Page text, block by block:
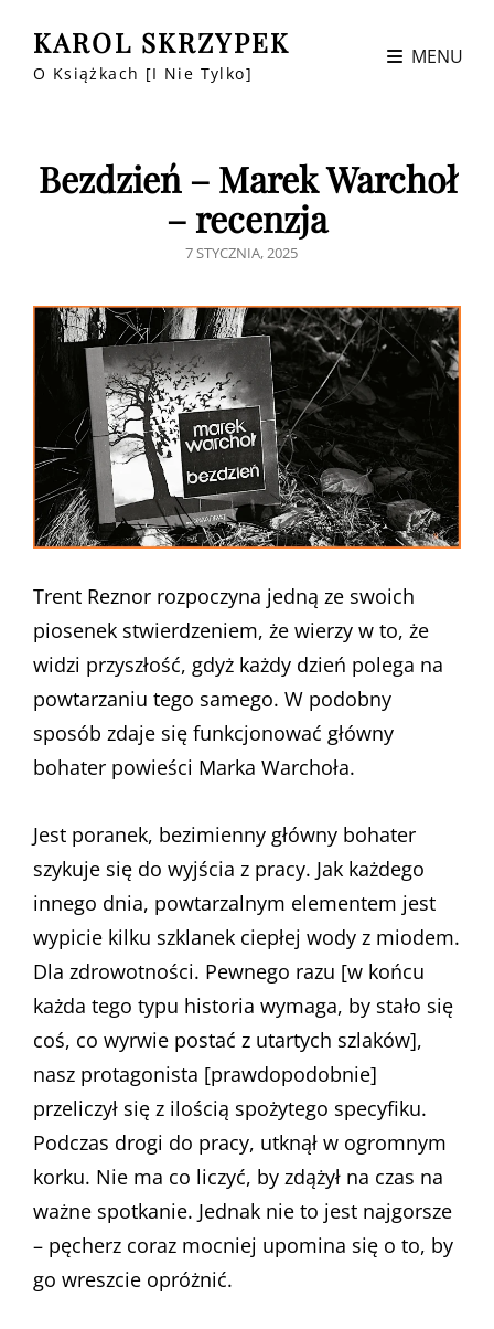
KAROL SKRZYPEK
O Książkach [i Nie Tylko]
MENU
Bezdzień – Marek Warchoł
– recenzja
POSTED
7 STYCZNIA, 2025
Trent Reznor rozpoczyna jedną ze swoich
piosenek stwierdzeniem, że wierzy w to, że
widzi przyszłość, gdyż każdy dzień polega na
powtarzaniu tego samego. W podobny
sposób zdaje się funkcjonować główny
bohater powieści Marka Warchoła.
Jest poranek, bezimienny główny bohater
szykuje się do wyjścia z pracy. Jak każdego
innego dnia, powtarzalnym elementem jest
wypicie kilku szklanek ciepłej wody z miodem.
Dla zdrowotności. Pewnego razu [w końcu
każda tego typu historia wymaga, by stało się
coś, co wyrwie postać z utartych szlaków],
nasz protagonista [prawdopodobnie]
przeliczył się z ilością spożytego specyfiku.
Podczas drogi do pracy, utknął w ogromnym
korku. Nie ma co liczyć, by zdążył na czas na
ważne spotkanie. Jednak nie to jest najgorsze
– pęcherz coraz mocniej upomina się o to, by
go wreszcie opróżnić.